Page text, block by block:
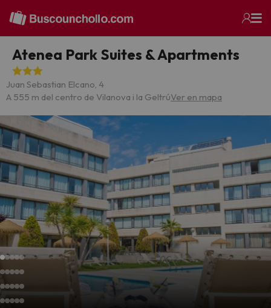
Atenea Park Suites & Apartments
Juan Sebastian Elcano, 4
A 555 m del centro de Vilanova i la GeltrúVer en mapa